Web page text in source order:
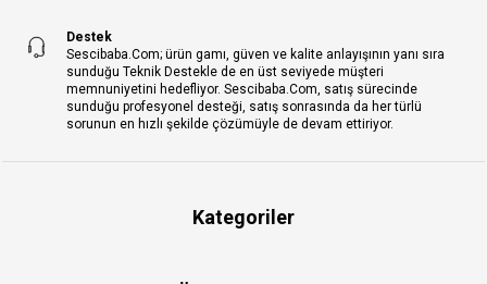
Destek
Sescibaba.Com; ürün gamı, güven ve kalite anlayışının yanı sıra
sunduğu Teknik Destekle de en üst seviyede müşteri
memnuniyetini hedefliyor. Sescibaba.Com, satış sürecinde
sunduğu profesyonel desteği, satış sonrasında da her türlü
sorunun en hızlı şekilde çözümüyle de devam ettiriyor.
Kategoriler